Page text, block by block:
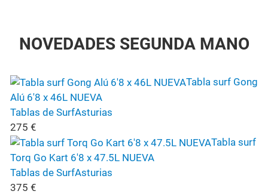
NOVEDADES SEGUNDA MANO
Tabla surf Gong
Alú 6'8 x 46L NUEVA
Tablas de SurfAsturias
275 €
Tabla surf
Torq Go Kart 6'8 x 47.5L NUEVA
Tablas de SurfAsturias
375 €